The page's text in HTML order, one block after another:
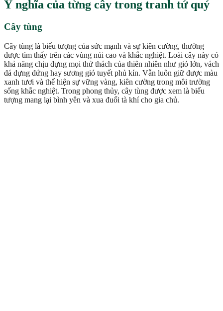
Ý nghĩa của từng cây trong tranh tứ quý
Cây tùng
Cây tùng là biểu tượng của sức mạnh và sự kiên cường, thường
được tìm thấy trên các vùng núi cao và khắc nghiệt. Loài cây này có
khả năng chịu đựng mọi thử thách của thiên nhiên như gió lớn, vách
đá dựng đứng hay sương gió tuyết phủ kín. Vẫn luôn giữ được màu
xanh tươi và thể hiện sự vững vàng, kiên cường trong môi trường
sống khắc nghiệt. Trong phong thủy, cây tùng được xem là biểu
tượng mang lại bình yên và xua đuổi tà khí cho gia chủ.